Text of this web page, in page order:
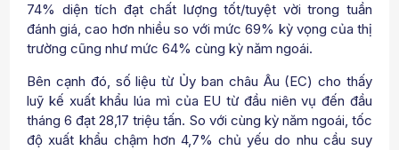
74% diện tích đạt chất lượng tốt/tuyệt vời trong tuần
đánh giá, cao hơn nhiều so với mức 69% kỳ vọng của thị
trường cũng như mức 64% cùng kỳ năm ngoái.
Bên cạnh đó, số liệu từ Ủy ban châu Âu (EC) cho thấy
luỹ kế xuất khẩu lúa mì của EU từ đầu niên vụ đến đầu
tháng 6 đạt 28,17 triệu tấn. So với cùng kỳ năm ngoái, tốc
độ xuất khẩu chậm hơn 4,7% chủ yếu do nhu cầu suy